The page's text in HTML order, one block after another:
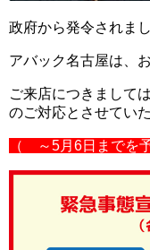
政府から発令されま
アバック名古屋は、
ご来店につきまして
のご対応とさせてい
（ ～5月6日までを予